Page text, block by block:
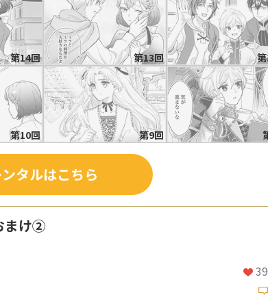
第14回 第13回
第10回 第9回
ンタルはこちら
まけ②